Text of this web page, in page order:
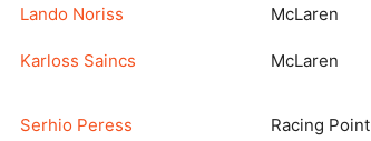
Lando Noriss McLaren
Karloss Saincs McLaren
Serhio Peress Racing Point